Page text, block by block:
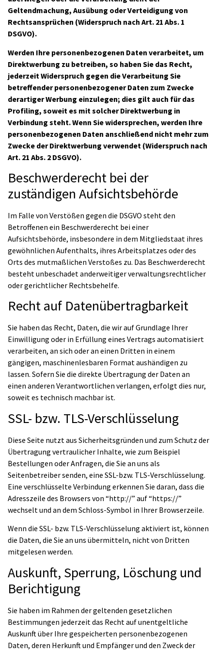
Geltendmachung, Ausübung oder Verteidigung von
Rechtsansprüchen (Widerspruch nach Art. 21 Abs. 1
DSGVO).
Werden Ihre personenbezogenen Daten verarbeitet, um
Direktwerbung zu betreiben, so haben Sie das Recht,
jederzeit Widerspruch gegen die Verarbeitung Sie
betreffender personenbezogener Daten zum Zwecke
derartiger Werbung einzulegen; dies gilt auch für das
Profiling, soweit es mit solcher Direktwerbung in
Verbindung steht. Wenn Sie widersprechen, werden Ihre
personenbezogenen Daten anschließend nicht mehr zum
Zwecke der Direktwerbung verwendet (Widerspruch nach
Art. 21 Abs. 2 DSGVO).
Beschwerderecht bei der
zuständigen Aufsichtsbehörde
Im Falle von Verstößen gegen die DSGVO steht den
Betroffenen ein Beschwerderecht bei einer
Aufsichtsbehörde, insbesondere in dem Mitgliedstaat ihres
gewöhnlichen Aufenthalts, ihres Arbeitsplatzes oder des
Orts des mutmaßlichen Verstoßes zu. Das Beschwerderecht
besteht unbeschadet anderweitiger verwaltungsrechtlicher
oder gerichtlicher Rechtsbehelfe.
Recht auf Datenübertragbarkeit
Sie haben das Recht, Daten, die wir auf Grundlage Ihrer
Einwilligung oder in Erfüllung eines Vertrags automatisiert
verarbeiten, an sich oder an einen Dritten in einem
gängigen, maschinenlesbaren Format aushändigen zu
lassen. Sofern Sie die direkte Übertragung der Daten an
einen anderen Verantwortlichen verlangen, erfolgt dies nur,
soweit es technisch machbar ist.
SSL- bzw. TLS-Verschlüsselung
Diese Seite nutzt aus Sicherheitsgründen und zum Schutz der
Übertragung vertraulicher Inhalte, wie zum Beispiel
Bestellungen oder Anfragen, die Sie an uns als
Seitenbetreiber senden, eine SSL-bzw. TLS-Verschlüsselung.
Eine verschlüsselte Verbindung erkennen Sie daran, dass die
Adresszeile des Browsers von “http://” auf “https://”
wechselt und an dem Schloss-Symbol in Ihrer Browserzeile.
Wenn die SSL- bzw. TLS-Verschlüsselung aktiviert ist, können
die Daten, die Sie an uns übermitteln, nicht von Dritten
mitgelesen werden.
Auskunft, Sperrung, Löschung und
Berichtigung
Sie haben im Rahmen der geltenden gesetzlichen
Bestimmungen jederzeit das Recht auf unentgeltliche
Auskunft über Ihre gespeicherten personenbezogenen
Daten, deren Herkunft und Empfänger und den Zweck der